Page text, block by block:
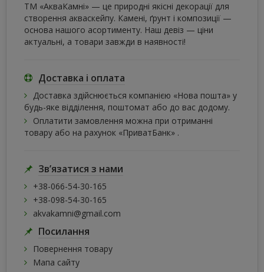
ТМ «АкваКамні» — це природні якісні декорації для
створення акваскейпу. Камені, ґрунт і композиції —
основа нашого асортименту. Наш девіз — ціни
актуальні, а товари завжди в наявності!
Доставка і оплата
Доставка здійснюється компанією «Нова пошта» у
будь-яке відділення, поштомат або до вас додому.
Оплатити замовлення можна при отриманні
товару або на рахунок «ПриватБанк» .
Зв’язатися з нами
+38-066-54-30-165
+38-098-54-30-165
akvakamni@gmail.com
Посилання
Повернення товару
Мапа сайту